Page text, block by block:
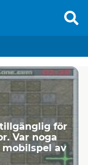
för
Var noga
av